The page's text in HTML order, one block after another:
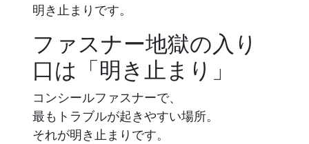
明き止まりです。
ファスナー地獄の入り
口は「明き止まり」
コンシールファスナーで、
最もトラブルが起きやすい場所。
それが明き止まりです。